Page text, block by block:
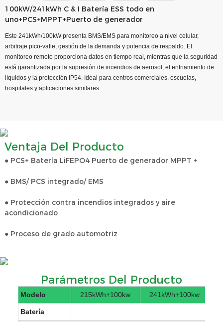
100kW/241kWh C & I Batería ESS todo en
uno+PCS+MPPT+Puerto de generador
Este 241kWh/100kW presenta BMS/EMS para monitoreo a nivel celular,
arbitraje pico-valle, gestión de la demanda y potencia de respaldo. El
monitoreo remoto proporciona datos en tiempo real, mientras que la seguridad
está garantizada por la supresión de incendios de aerosol, el enfriamiento de
líquidos y la protección IP54. Ideal para centros comerciales, escuelas,
hospitales y aplicaciones similares.
Ventaja Del Producto
● PCS+ Batería LiFEPO4 Puerto de generador MPPT +
● BMS/ PCS integrado/ EMS
● Protección contra incendios integrados y aire
acondicionado
● Proceso de grado automotriz
Parámetros Del Producto
Modelo 215kWh+100kw 241kWh+100kw
Batería